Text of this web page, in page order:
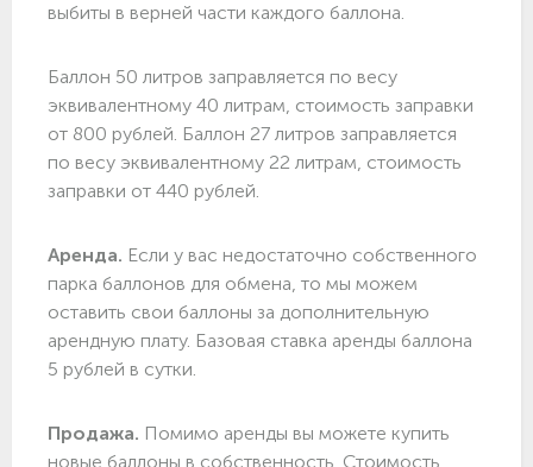
выбиты в верней части каждого баллона.
Баллон 50 литров заправляется по весу
эквивалентному 40 литрам, стоимость заправки
от 800 рублей. Баллон 27 литров заправляется
по весу эквивалентному 22 литрам, стоимость
заправки от 440 рублей.
Аренда. Если у вас недостаточно собственного
парка баллонов для обмена, то мы можем
оставить свои баллоны за дополнительную
арендную плату. Базовая ставка аренды баллона
5 рублей в сутки.
Продажа. Помимо аренды вы можете купить
новые баллоны в собственность. Стоимость